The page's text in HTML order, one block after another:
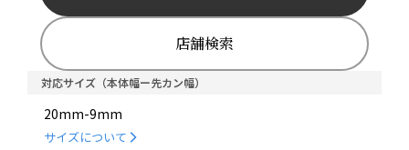
対応サイズ（本体幅ー先カン幅）
20mm-9mm
サイズについて
店舗検索